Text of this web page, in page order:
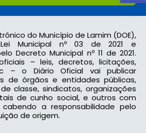
do Município de Lamim (DOE),
Municipal nº 03 de 2021 e
Decreto Municipal nº 11 de 2021.
– leis, decretos, licitações,
– o Diário Oficial vai publicar
de órgãos e entidades públicas,
classe, sindicatos, organizações
de cunho social, e outros com
cabendo a responsabilidade pelo
de origem.